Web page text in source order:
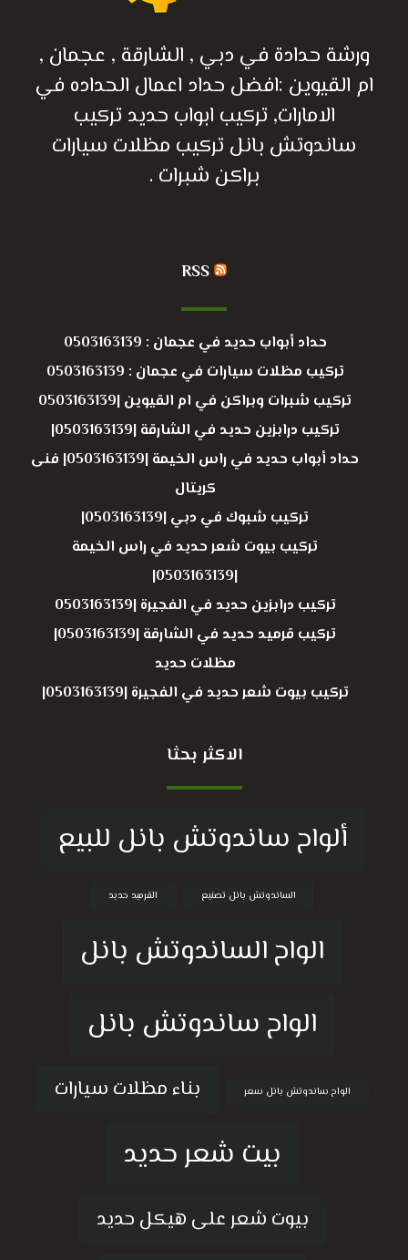
ورشة حدادة في دبي , الشارقة , عجمان ,
ام القيوين :افضل حداد اعمال الحداده في
الامارات, تركيب ابواب حديد تركيب
ساندوتش بانل تركيب مظلات سيارات
براكن شبرات .
RSS
حداد أبواب حديد في عجمان : 0503163139
تركيب مظلات سيارات في عجمان : 0503163139
تركيب شبرات وبراكن في ام القيوين |0503163139
تركيب درابزين حديد في الشارقة |0503163139|
حداد أبواب حديد في راس الخيمة |0503163139| فنى
كريتال
تركيب شبوك في دبي |0503163139|
تركيب بيوت شعر حديد في راس الخيمة
|0503163139|
تركيب درابزين حديد في الفجيرة |0503163139
تركيب قرميد حديد في الشارقة |0503163139|
مظلات حديد
تركيب بيوت شعر حديد في الفجيرة |0503163139|
الاكثر بحثا
ألواح ساندوتش بانل للبيع
الساندوتش بانل تصنيع القرميد حديد
الواح الساندوتش بانل
الواح ساندوتش بانل
الواح ساندوتش بانل سعر بناء مظلات سيارات
بيت شعر حديد
بيوت شعر على هيكل حديد